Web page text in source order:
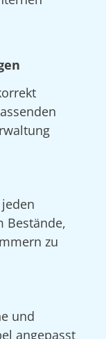
Bestände,
zu
und
angepasst